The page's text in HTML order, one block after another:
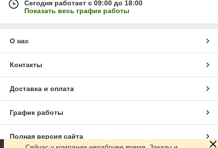
Сегодня работает с 09:00 до 18:00
Показать весь график работы
О нас
Контакты
Доставка и оплата
График работы
Полная версия сайта